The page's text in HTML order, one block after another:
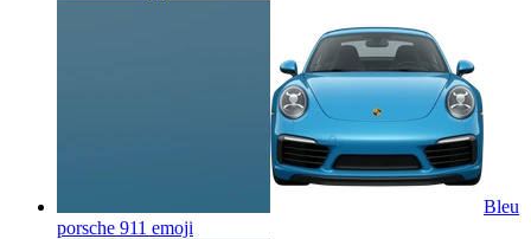
Bleu
porsche 911 emoji